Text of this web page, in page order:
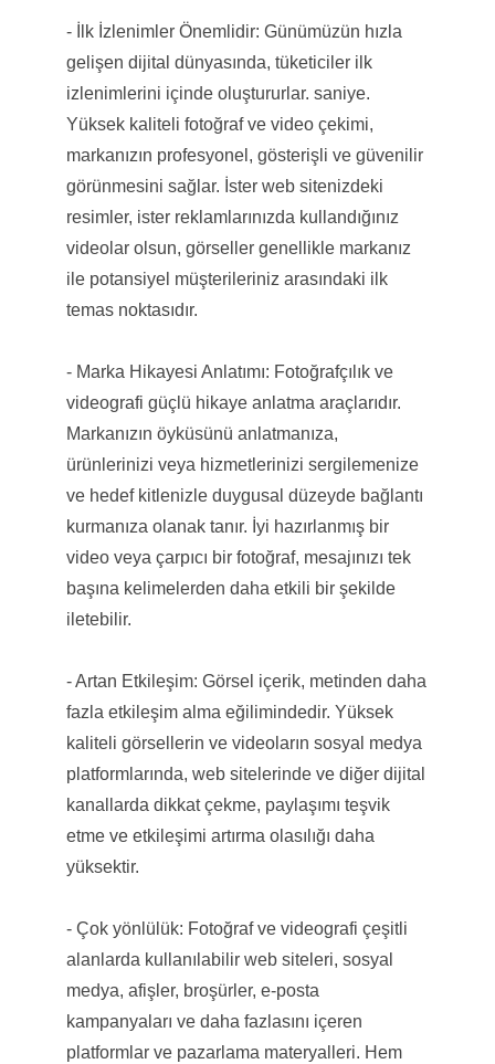
- İlk İzlenimler Önemlidir: Günümüzün hızla
gelişen dijital dünyasında, tüketiciler ilk
izlenimlerini içinde oluştururlar. saniye.
Yüksek kaliteli fotoğraf ve video çekimi,
markanızın profesyonel, gösterişli ve güvenilir
görünmesini sağlar. İster web sitenizdeki
resimler, ister reklamlarınızda kullandığınız
videolar olsun, görseller genellikle markanız
ile potansiyel müşterileriniz arasındaki ilk
temas noktasıdır.
- Marka Hikayesi Anlatımı: Fotoğrafçılık ve
videografi güçlü hikaye anlatma araçlarıdır.
Markanızın öyküsünü anlatmanıza,
ürünlerinizi veya hizmetlerinizi sergilemenize
ve hedef kitlenizle duygusal düzeyde bağlantı
kurmanıza olanak tanır. İyi hazırlanmış bir
video veya çarpıcı bir fotoğraf, mesajınızı tek
başına kelimelerden daha etkili bir şekilde
iletebilir.
- Artan Etkileşim: Görsel içerik, metinden daha
fazla etkileşim alma eğilimindedir. Yüksek
kaliteli görsellerin ve videoların sosyal medya
platformlarında, web sitelerinde ve diğer dijital
kanallarda dikkat çekme, paylaşımı teşvik
etme ve etkileşimi artırma olasılığı daha
yüksektir.
- Çok yönlülük: Fotoğraf ve videografi çeşitli
alanlarda kullanılabilir web siteleri, sosyal
medya, afişler, broşürler, e-posta
kampanyaları ve daha fazlasını içeren
platformlar ve pazarlama materyalleri. Hem